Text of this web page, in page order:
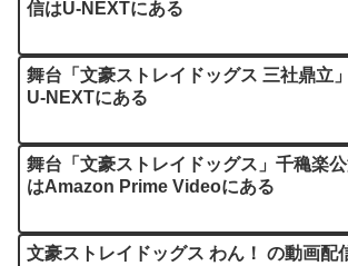
信はU-NEXTにある
舞台「文豪ストレイドッグス 三社鼎立
U-NEXTにある
舞台「文豪ストレイドッグス」千穐楽
はAmazon Prime Videoにある
文豪ストレイドッグス わん！ の動画配